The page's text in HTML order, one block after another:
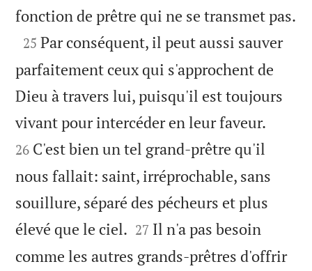
fonction de prêtre qui ne se transmet pas.

25 Par conséquent, il peut aussi sauver
parfaitement ceux qui s'approchent de
Dieu à travers lui, puisqu'il est toujours
vivant pour intercéder en leur faveur.
26 C'est bien un tel grand-prêtre qu'il
nous fallait: saint, irréprochable, sans
souillure, séparé des pécheurs et plus
élevé que le ciel. 

27 Il n'a pas besoin
comme les autres grands-prêtres d'offrir